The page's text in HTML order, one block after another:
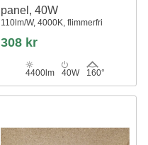
panel, 40W
110lm/W, 4000K, flimmerfri
308 kr
4400lm 40W 160°